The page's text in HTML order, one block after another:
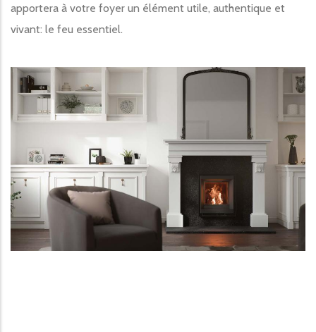
apportera à votre foyer un élément utile, authentique et
vivant: le feu essentiel.
Image produit